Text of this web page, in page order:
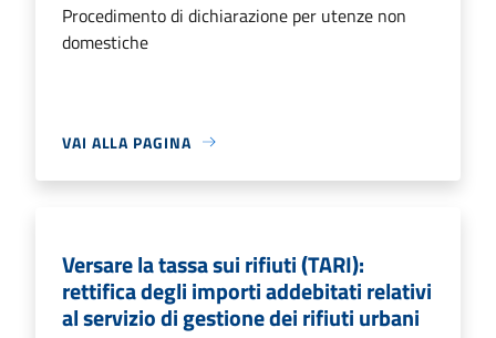
Procedimento di dichiarazione per utenze non
domestiche
VAI ALLA PAGINA
Versare la tassa sui rifiuti (TARI):
rettifica degli importi addebitati relativi
al servizio di gestione dei rifiuti urbani